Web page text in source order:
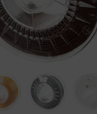
Shop
Services
Academy